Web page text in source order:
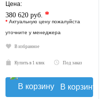
Цена:
380 620 руб. *
* Актуальную цену пожалуйста
уточните у менеджера
В избранное
Купить в 1 клик Под заказ
В корзину